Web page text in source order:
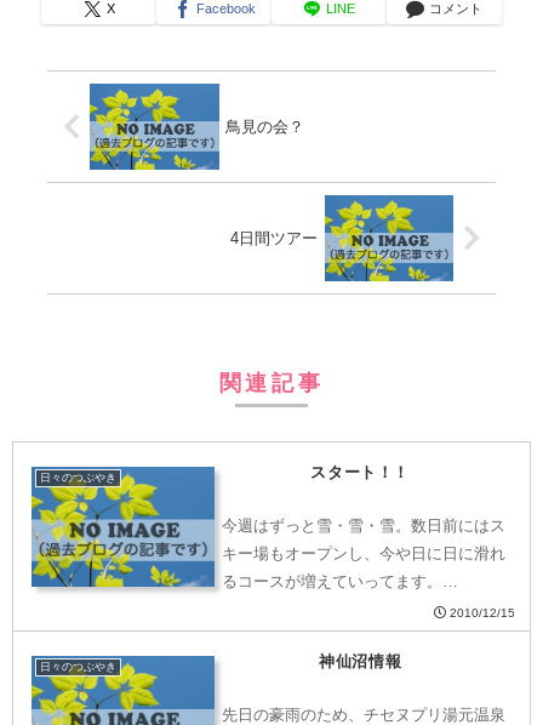
X Facebook LINE コメント
鳥見の会？
4日間ツアー
関連記事
日々のつぶやき スタート！！
今週はずっと雪・雪・雪。数日前にはス
キー場もオープンし、今や日に日に滑れ
るコースが増えていってます。…
2010/12/15
日々のつぶやき 神仙沼情報
先日の豪雨のため、チセヌプリ湯元温泉